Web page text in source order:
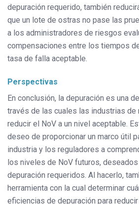
depuración requerido, también
que un lote de ostras no pase las
a los administradores de riesgos
compensaciones entre los tiempos
tasa de falla aceptable.
Perspectivas
En conclusión, la depuración es una
través de las cuales las industrias de
reducir el NoV a un nivel aceptable.
deseo de proporcionar un marco útil
industria y los reguladores a
los niveles de NoV futuros,
depuración requeridos. Al hacerlo,
herramienta con la cual determinar
eficiencias de depuración para